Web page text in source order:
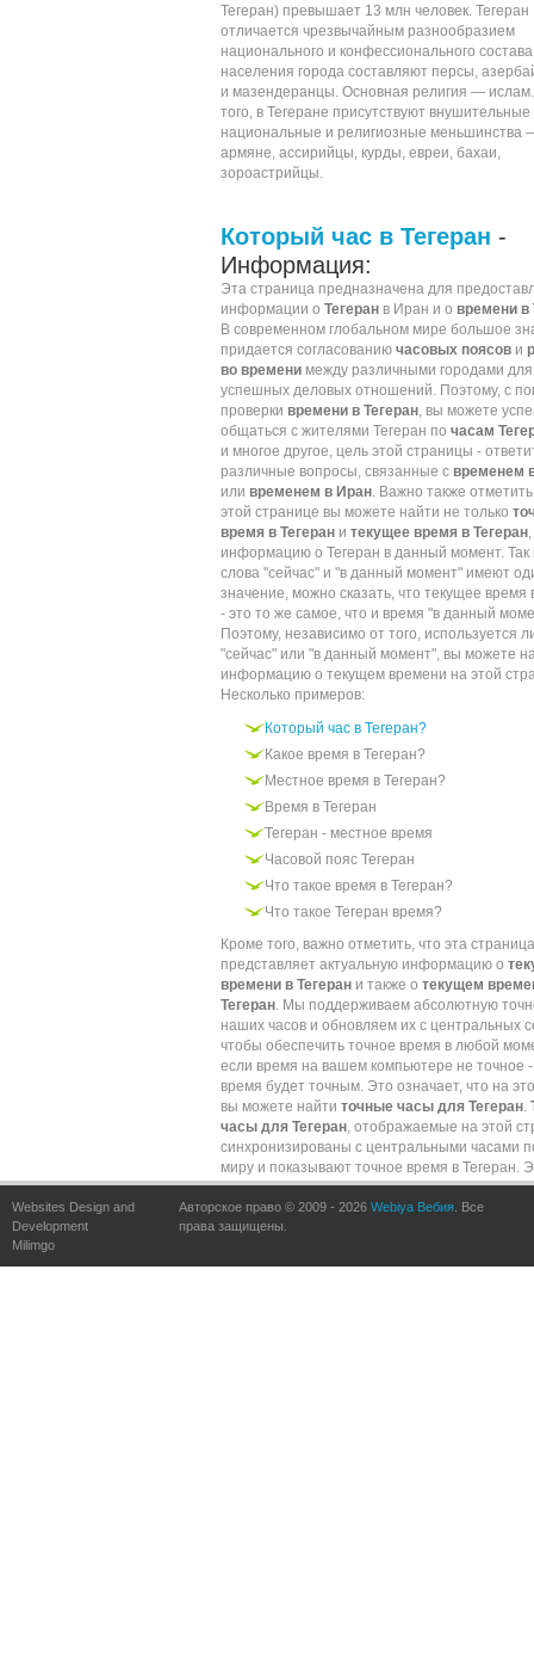
Тегеран) превышает 13 млн человек. Тегеран
отличается чрезвычайным разнообразием
национального и конфессионального
населения города составляют персы,
и мазендеранцы. Основная религия — ислам
того, в Тегеране присутствуют внушительные
национальные и религиозные меньшинства
армяне, ассирийцы, курды, евреи, бахаи,
зороастрийцы.
Который час в Тегеран -
Информация:
Эта страница предназначена для
информации о Тегеран в Иран и о времени в
В современном глобальном мире большое
придается согласованию часовых поясов и
во времени между различными городами для
успешных деловых отношений. Поэтому, с
проверки времени в Тегеран, вы можете
общаться с жителями Тегеран по часам
и многое другое, цель этой страницы -
различные вопросы, связанные с временем
или временем в Иран. Важно также
этой странице вы можете найти не только
время в Тегеран и текущее время в Тегеран
информацию о Тегеран в данный момент. Так
слова "сейчас" и "в данный момент" имеют
значение, можно сказать, что текущее время
- это то же самое, что и время "в данный
Поэтому, независимо от того, используется
"сейчас" или "в данный момент", вы можете
информацию о текущем времени на этой
Несколько примеров:
Который час в Тегеран?
Какое время в Тегеран?
Местное время в Тегеран?
Время в Тегеран
Тегеран - местное время
Часовой пояс Тегеран
Что такое время в Тегеран?
Что такое Тегеран время?
Кроме того, важно отметить, что эта страница
представляет актуальную информацию о
времени в Тегеран и также о текущем
Тегеран. Мы поддерживаем абсолютную
наших часов и обновляем их с центральных
чтобы обеспечить точное время в любой
если время на вашем компьютере не точное
время будет точным. Это означает, что на
вы можете найти точные часы для Тегеран.
часы для Тегеран, отображаемые на этой
синхронизированы с центральными часами
миру и показывают точное время в Тегеран.
обеспечивается частыми обновлениями по
сравнению с точными часами по всему миру.
Websites Design and
Development
Milimgo
Авторское право © 2009 - 2026 Webiya Вебия. Все
права защищены.